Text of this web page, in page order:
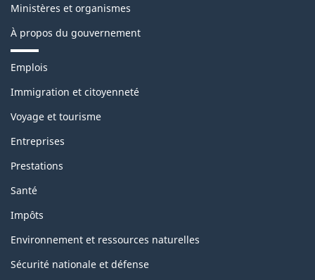
Ministères et organismes
À propos du gouvernement
T
è
e
e
t
s
u
e
s
Emplois
Immigration et citoyenneté
Voyage et tourisme
Entreprises
Prestations
Santé
Impôts
Environnement et ressources naturelles
Sécurité nationale et défense